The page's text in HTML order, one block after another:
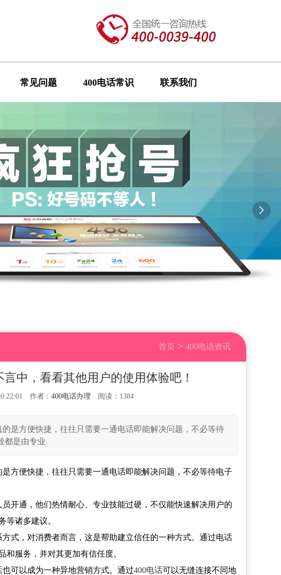
常见问题 400电话常识 联系我们

首页 > 400电话资讯
中，看看其他用户的使用体验吧！
作者： 400电话办理 阅读：1384
是方便快捷，往往只需要一通电话即能解决问题，不必等待
都是由专业
是方便快捷，往往只需要一通电话即能解决问题，不必等待电子
开通，他们热情耐心、专业技能过硬，不仅能快速解决用户的
等诸多建议。
式，对消费者而言，这是帮助建立信任的一种方式。通过电话
服务，并对其更加有信任度。
也可以成为一种异地营销方式。通过400电话可以无缝连接不同地